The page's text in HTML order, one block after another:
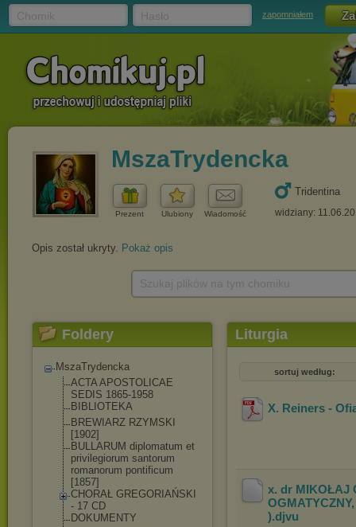
zapomniałem
MszaTrydencka
Prezent Ulubiony Wiadomość
Tridentina
widziany:
Opis został ukryty. Pokaż opis
Foldery
MszaTrydencka
ACTA APOSTOLICAE
SEDIS 1865-1958
BIBLIOTEKA
BREWIARZ RZYMSKI
[1902]
BULLARUM diplomatum et
privilegiorum santorum
romanorum pontificum
[1857]
CHORAŁ GREGORIAŃSKI
- 17 CD
DOKUMENTY
Liturgia
sortuj według:
X. Reiners -
x. dr MIKOŁAJ
).djvu